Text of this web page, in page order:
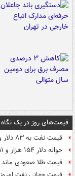
قیمت‌های روز در یک نگاه
قیمت نفت به ۸۳ دلار و ۵۵ سنت در هر بشکه رسید
حواله دلار ۱۵۴ هزار و ۴۵۱ تومان شد
قیمت طلا صعودی ماند